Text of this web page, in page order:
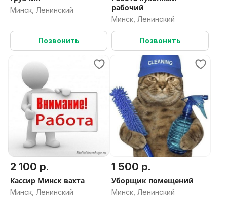
Минск, Ленинский
Позвонить
рабочий
Минск, Ленинский
Позвонить
2 100 р.
Кассир Минск вахта
Минск, Ленинский
1 500 р.
Уборщик помещений
Минск, Ленинский